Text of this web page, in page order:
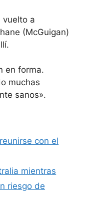
vuelto a
(McGuigan)
en forma.
muchas
sanos».
con el
mientras
riesgo de